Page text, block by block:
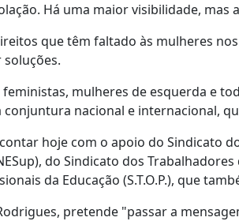
Há uma maior visibilidade,
que têm faltado às mulheres
mulheres de esquerda e
nacional e internacional,
hoje com o apoio do Sindicato
do Sindicato dos Trabalhadores
da Educação (S.T.O.P.), que
pretende "passar a